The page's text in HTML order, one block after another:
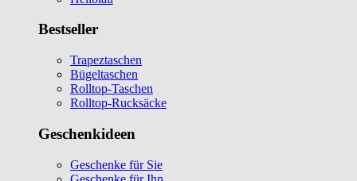
Bestseller
Trapeztaschen
Bügeltaschen
Rolltop-Taschen
Rolltop-Rucksäcke
Geschenkideen
Geschenke für Sie